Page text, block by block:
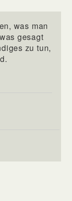
was man
gesagt
zu tun,